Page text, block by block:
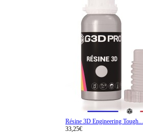
Résine 3D Engineering Tough...
33,25€